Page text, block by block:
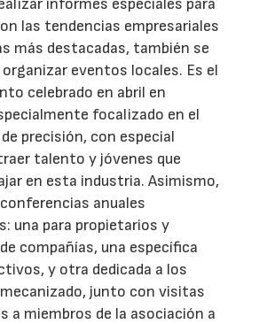
informes especiales para
las tendencias empresariales
más destacadas, también se
eventos locales. Es el
celebrado en abril en
focalizado en el
precisión, con especial
talento y jóvenes que
en esta industria. Asimismo,
anuales
una para propietarios y
compañías, una específica
y otra dedicada a los
junto con visitas
a miembros de la asociación a